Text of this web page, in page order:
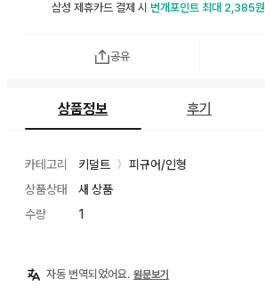
삼성 제휴카드 결제 시 번개포인트 최대 2,385원
공유
상품정보 후기
카테고리 키덜트 〉
피규어/인형
상품상태
새 상품
수량
1
자동 번역되었어요. 원문보기